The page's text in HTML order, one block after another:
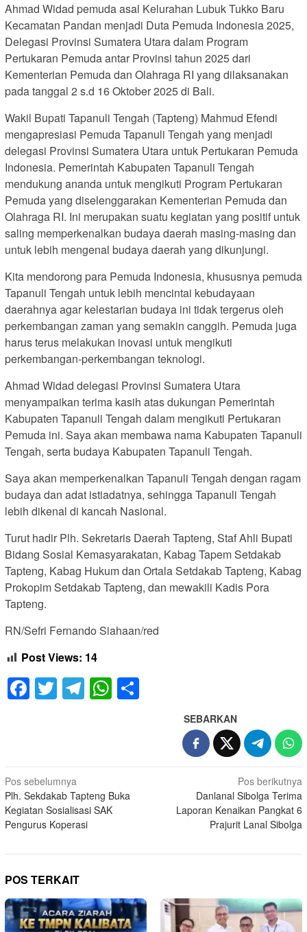
Ahmad Widad pemuda asal Kelurahan Lubuk Tukko Baru
Kecamatan Pandan menjadi Duta Pemuda Indonesia 2025,
Delegasi Provinsi Sumatera Utara dalam Program
Pertukaran Pemuda antar Provinsi tahun 2025 dari
Kementerian Pemuda dan Olahraga RI yang dilaksanakan
pada tanggal 2 s.d 16 Oktober 2025 di Bali.
Wakil Bupati Tapanuli Tengah (Tapteng) Mahmud Efendi
mengapresiasi Pemuda Tapanuli Tengah yang menjadi
delegasi Provinsi Sumatera Utara untuk Pertukaran Pemuda
Indonesia. Pemerintah Kabupaten Tapanuli Tengah
mendukung ananda untuk mengikuti Program Pertukaran
Pemuda yang diselenggarakan Kementerian Pemuda dan
Olahraga RI. Ini merupakan suatu kegiatan yang positif untuk
saling memperkenalkan budaya daerah masing-masing dan
untuk lebih mengenal budaya daerah yang dikunjungi.
Kita mendorong para Pemuda Indonesia, khususnya pemuda
Tapanuli Tengah untuk lebih mencintai kebudayaan
daerahnya agar kelestarian budaya ini tidak tergerus oleh
perkembangan zaman yang semakin canggih. Pemuda juga
harus terus melakukan inovasi untuk mengikuti
perkembangan-perkembangan teknologi.
Ahmad Widad delegasi Provinsi Sumatera Utara
menyampaikan terima kasih atas dukungan Pemerintah
Kabupaten Tapanuli Tengah dalam mengikuti Pertukaran
Pemuda ini. Saya akan membawa nama Kabupaten Tapanuli
Tengah, serta budaya Kabupaten Tapanuli Tengah.
Saya akan memperkenalkan Tapanuli Tengah dengan ragam
budaya dan adat istiadatnya, sehingga Tapanuli Tengah
lebih dikenal di kancah Nasional.
Turut hadir Plh. Sekretaris Daerah Tapteng, Staf Ahli Bupati
Bidang Sosial Kemasyarakatan, Kabag Tapem Setdakab
Tapteng, Kabag Hukum dan Ortala Setdakab Tapteng, Kabag
Prokopim Setdakab Tapteng, dan mewakili Kadis Pora
Tapteng.
RN/Sefri Fernando Siahaan/red
Post Views: 14
Facebook
TwitterTelegram
WhatsApp
SEBARKAN
Navigasi
pos
Pos sebelumnya
Plh. Sekdakab Tapteng Buka
Kegiatan Sosialisasi SAK
Pengurus Koperasi
Pos berikutnya
Danlanal Sibolga Terima
Laporan Kenaikan Pangkat 6
Prajurit Lanal Sibolga
POS TERKAIT